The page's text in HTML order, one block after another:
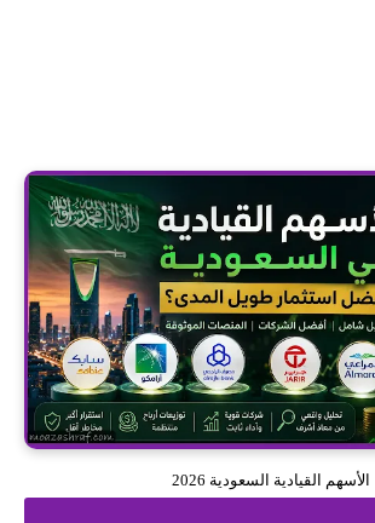
الأسهم القيادية السعودية 2026